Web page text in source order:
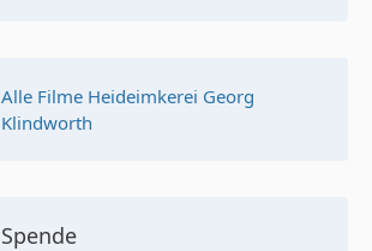
Alle Filme Heideimkerei Georg
Klindworth
Spende